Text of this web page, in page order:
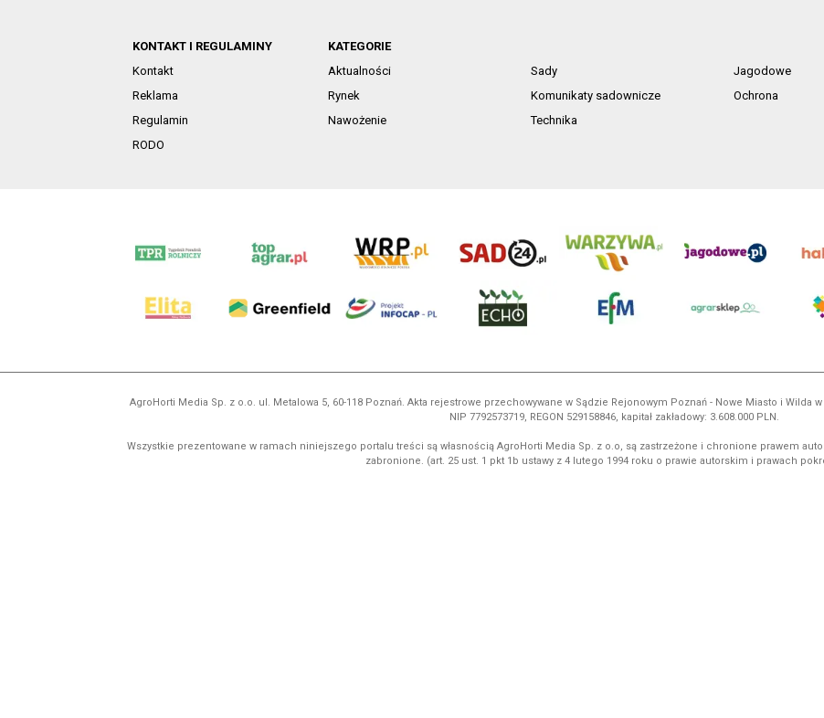
KONTAKT I REGULAMINY
Kontakt
Reklama
Regulamin
RODO
KATEGORIE
Aktualności
Sady
Jagodowe
Rynek
Komunikaty sadownicze
Ochrona
Nawożenie
Technika
AgroHorti Media Sp. z o.o. ul. Metalowa 5, 60-118 Poznań. Akta rejestrowe przechowywane w Sądzie Rejonowym Poznań - Nowe Miasto i Wilda
NIP 7792573719, REGON 529158846, kapitał zakładowy: 3.608.000 PLN.
Wszystkie prezentowane w ramach niniejszego portalu treści są własnością AgroHorti Media Sp. z o.o, są zastrzeżone i chronione prawem
zabronione. (art. 25 ust. 1 pkt 1b ustawy z 4 lutego 1994 roku o prawie autorskim i prawach